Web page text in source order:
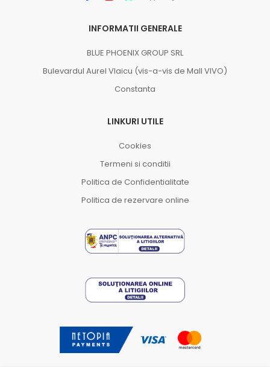
INFORMATII GENERALE
BLUE PHOENIX GROUP SRL
Bulevardul Aurel Vlaicu (vis-a-vis de Mall VIVO)
Constanta
LINKURI UTILE
Cookies
Termeni si conditii
Politica de Confidentialitate
Politica de rezervare online